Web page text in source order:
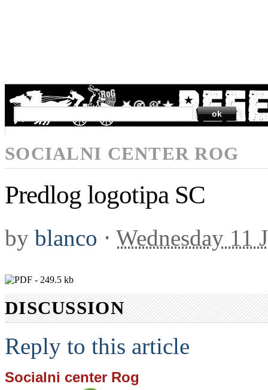
SEARCH
SOCIALNI CENTER ROG
Predlog logotipa SC
by blanco ⋅ Wednesday 11
DISCUSSION
Reply to this article
Socialni center Rog